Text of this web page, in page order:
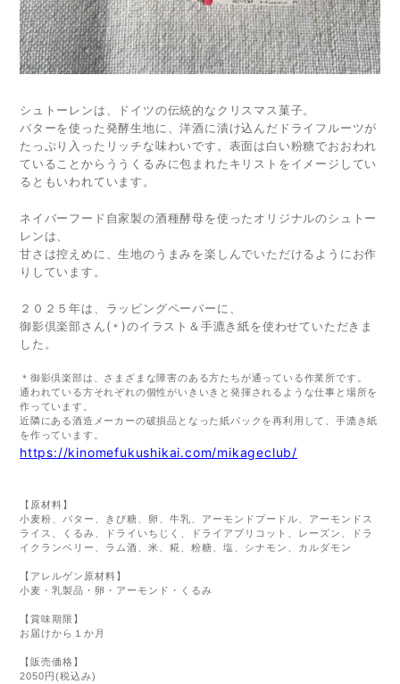
シュトーレンは、ドイツの伝統的なクリスマス菓子。
バターを使った発酵生地に、洋酒に漬け込んだドライフルーツが
たっぷり入ったリッチな味わいです。表面は白い粉糖でおおわれ
ていることからううくるみに包まれたキリストをイメージしてい
るともいわれています。
ネイバーフード自家製の酒種酵母を使ったオリジナルのシュトー
レンは、
甘さは控えめに、生地のうまみを楽しんでいただけるようにお作
りしています。
２０２５年は、ラッピングペーパーに、
御影倶楽部さん( ＊ )のイラスト＆手漉き紙を使わせていただきま
した。
＊御影倶楽部は、さまざまな障害のある方たちが通っている作業所です。
通われている方それぞれの個性がいきいきと発揮されるような仕事と場所を
作っています。
近隣にある酒造メーカーの破損品となった紙パックを再利用して、手漉き紙
を作っています。
https://kinomefukushikai.com/mikageclub/
【原材料】
小麦粉、バター、きび糖、卵、牛乳、アーモンドプードル、アーモンドス
ライス、くるみ、ドライいちじく、ドライアプリコット、レーズン、ドラ
イクランベリー、ラム酒、米、糀、粉糖、塩、シナモン、カルダモン
【アレルゲン原材料】
小麦・乳製品・卵・アーモンド・くるみ
【賞味期限】
お届けから１か月
【販売価格】
2050円(税込み)